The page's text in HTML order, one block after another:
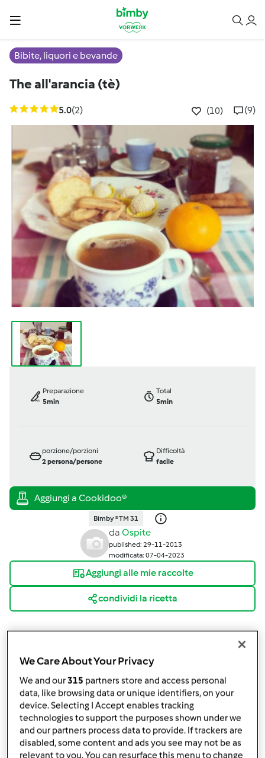
Bibite, liquori e bevande
The all'arancia (tè)
5.0(2) (10) (9)
Preparazione
5min
Total
5min
porzione/porzioni
2persona/persone
Difficoltà
facile
Bimby ® TM 31
da Ospite
published: 29-11-2013
modificata: 07-04-2023
Aggiungi alle mie raccolte
condividi la ricetta
Ingredienti
The all'arancia (tè)
1arancia biologica,Intera
400gacqua naturale
We Care About Your Privacy
We and our315 partners store and access personal
data, like browsing data or unique identifiers, on your
device. Selecting I Accept enables tracking
technologies to support the purposes shown under we
and our partners process data to provide. If trackers are
disabled, some content and ads you see may not be as
relevant to you. You can resurface this menu to change